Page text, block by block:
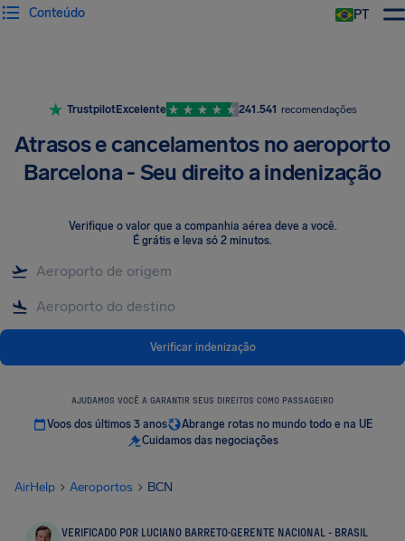
PT
Conteúdo
TrustpilotExcelente 241.541 recomendações
Atrasos e cancelamentos no aeroporto
Barcelona - Seu direito a indenização
Verifique o valor que a companhia aérea deve a você.
É grátis e leva só 2 minutos.
Verificar indenização
AJUDAMOS VOCÊ A GARANTIR SEUS DIREITOS COMO PASSAGEIRO
Voos dos últimos 3 anos
Abrange rotas no mundo todo e na UE
Cuidamos das negociações
AirHelp Aeroportos BCN
VERIFICADO POR LUCIANO BARRETO·GERENTE NACIONAL - BRASIL